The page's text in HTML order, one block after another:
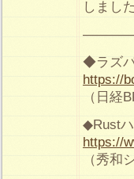
しまし
◆ラズ
https://
（日経
◆Rust
https://
（秀和